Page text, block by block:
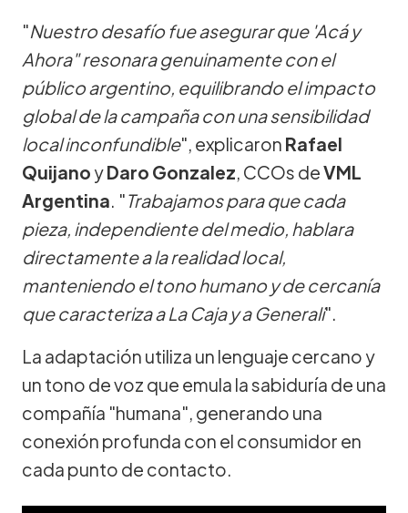
"Nuestro desafío fue asegurar que 'Acá y
Ahora" resonara genuinamente con el
público argentino, equilibrando el impacto
global de la campaña con una sensibilidad
local inconfundible", explicaron Rafael
Quijano yDaro Gonzalez, CCOs deVML
Argentina. "Trabajamos para que cada
pieza, independiente del medio, hablara
directamente a la realidad local,
manteniendo el tono humano y de cercanía
que caracteriza a La Caja y a Generali".
La adaptación utiliza un lenguaje cercano y
un tono de voz que emula la sabiduría de una
compañía "humana", generando una
conexión profunda con el consumidor en
cada punto de contacto.